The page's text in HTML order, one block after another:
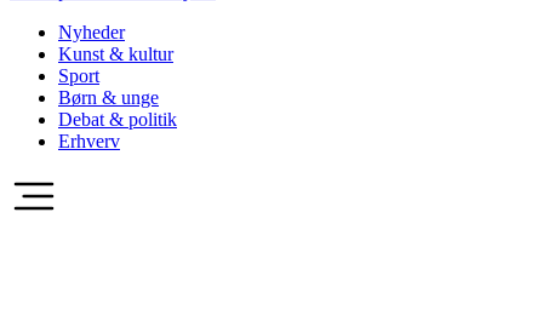
Nyheder
Kunst & kultur
Sport
Børn & unge
Debat & politik
Erhverv